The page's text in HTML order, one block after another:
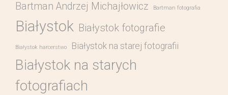
Bartman Andrzej Michajłowicz Bartman fotografia
Białystok Białystok fotografie
Białystok harcerstwo Białystok na starej fotografii
Białystok na starych
fotografiach